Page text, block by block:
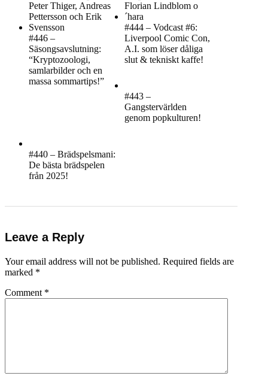
#446 –
Säsongsavslutning:
“Kryptozoologi,
samlarbilder och en
massa sommartips!”
#444 – Vodcast #6:
Liverpool Comic Con,
A.I. som löser dåliga
slut & tekniskt kaffe!
#443 –
Gangstervärlden
genom popkulturen!
#440 – Brädspelsmani:
De bästa brädspelen
från 2025!
Leave a Reply
Your email address will not be published. Required fields are
marked *
Comment *